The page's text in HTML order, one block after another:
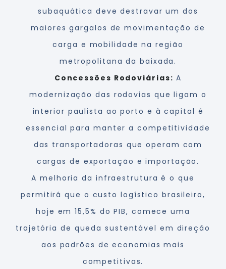
subaquática deve destravar um dos
maiores gargalos de movimentação de
carga e mobilidade na região
metropolitana da baixada.
Concessões Rodoviárias: A
modernização das rodovias que ligam o
interior paulista ao porto e à capital é
essencial para manter a competitividade
das transportadoras que operam com
cargas de exportação e importação.
A melhoria da infraestrutura é o que
permitirá que o custo logístico brasileiro,
hoje em 15,5% do PIB, comece uma
trajetória de queda sustentável em direção
aos padrões de economias mais
competitivas.